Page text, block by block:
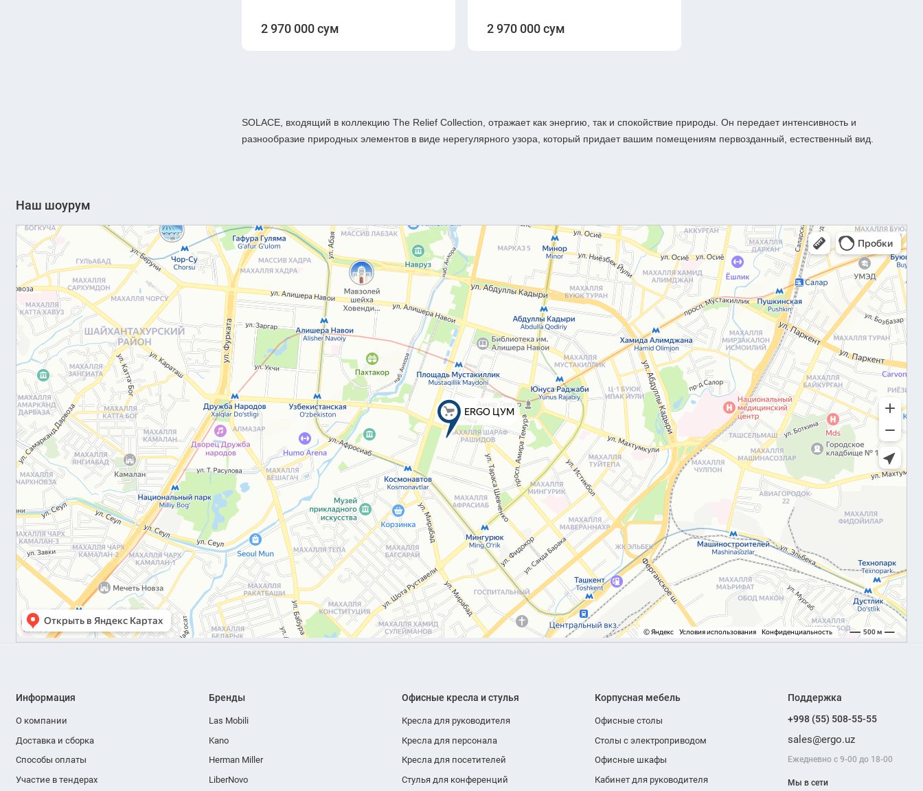
2 970 000 сум 2 970 000 сум
SOLACE, входящий в коллекцию The Relief Collection, отражает как энергию, так и спокойствие природы. Он передает интенсивность и
разнообразие природных элементов в виде нерегулярного узора, который придает вашим помещениям первозданный, естественный вид.
Наш шоурум
Информация
О компании
Доставка и сборка
Способы оплаты
Участие в тендерах
Бренды
Las Mobili
Kano
Herman Miller
LiberNovo
Офисные кресла и стулья
Кресла для руководителя
Кресла для персонала
Кресла для посетителей
Стулья для конференций
Корпусная мебель
Офисные столы
Столы с электроприводом
Офисные шкафы
Кабинет для руководителя
Поддержка
+998 (55) 508-55-55
sales@ergo.uz
Ежедневно с 9-00 до 18-00
Мы в сети